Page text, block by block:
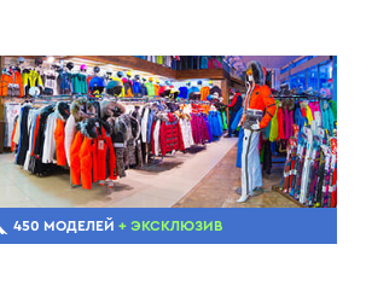
450 МОДЕЛЕЙ + ЭКСКЛЮЗИВ